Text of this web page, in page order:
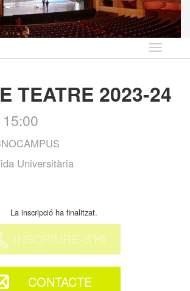
Idioma
TEATRE 2023-24
Universitària
La inscripció ha finalitzat.
INSCRIURE-S'HI
CONTACTE